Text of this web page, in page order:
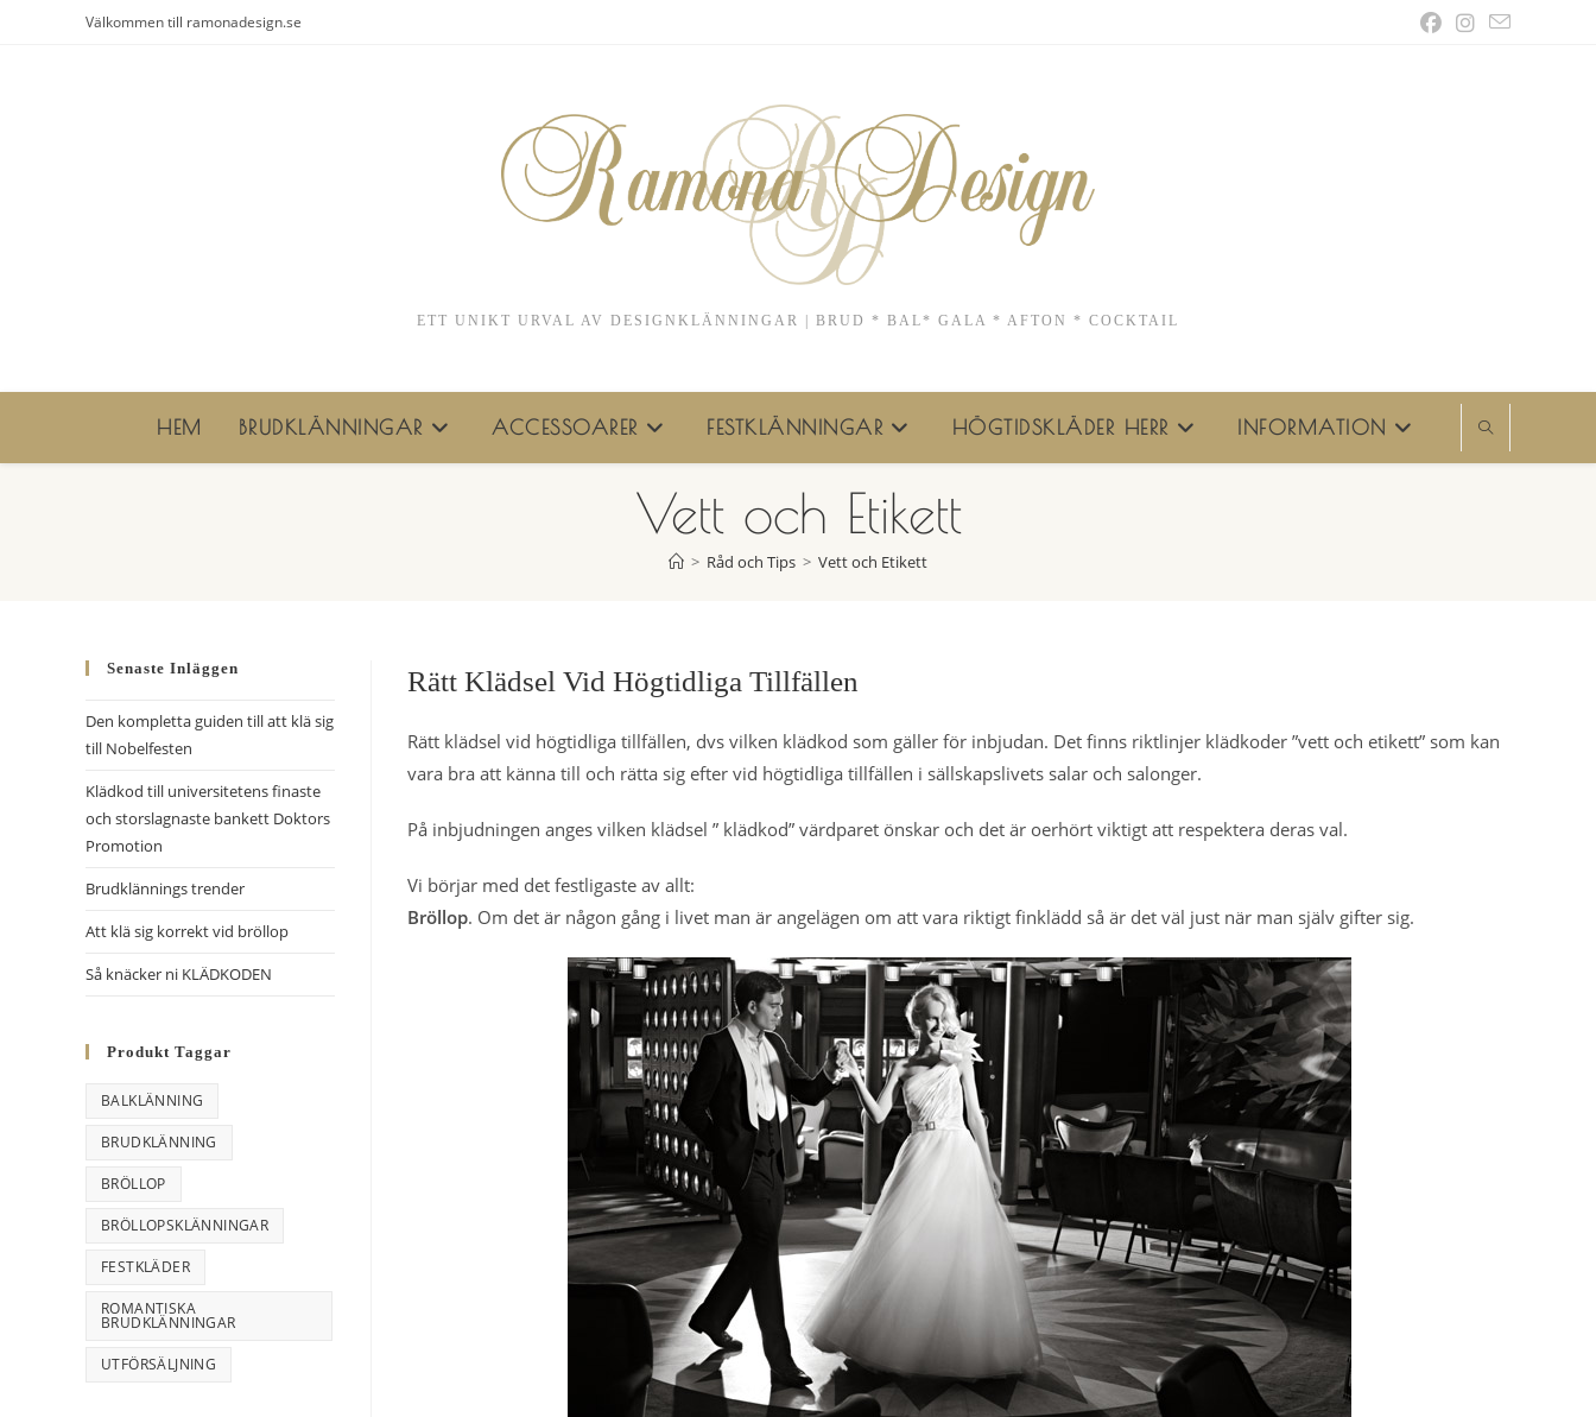
Välkommen till ramonadesign.se
ETT UNIKT URVAL AV DESIGNKLÄNNINGAR | BRUD * BAL* GALA * AFTON * COCKTAIL
HEM BRUDKLÄNNINGAR ACCESSOARER FESTKLÄNNINGAR HÖGTIDSKLÄDER HERR INFORMATION
Vett och Etikett
> Råd och Tips > Vett och Etikett
Rätt Klädsel Vid Högtidliga Tillfällen
Rätt klädsel vid högtidliga tillfällen, dvs vilken klädkod som gäller för inbjudan. Det finns riktlinjer klädkoder ”vett och etikett” som kan
vara bra att känna till och rätta sig efter vid högtidliga tillfällen i sällskapslivets salar och salonger.
På inbjudningen anges vilken klädsel ” klädkod” värdparet önskar och det är oerhört viktigt att respektera deras val.
Vi börjar med det festligaste av allt:
Bröllop. Om det är någon gång i livet man är angelägen om att vara riktigt finklädd så är det väl just när man själv gifter sig.
Senaste Inläggen
Den kompletta guiden till att klä sig
till Nobelfesten
Klädkod till universitetens finaste
och storslagnaste bankett Doktors
Promotion
Brudklännings trender
Att klä sig korrekt vid bröllop
Så knäcker ni KLÄDKODEN
Produkt Taggar
BALKLÄNNING
BRUDKLÄNNING
BRÖLLOP
BRÖLLOPSKLÄNNINGAR
FESTKLÄDER
ROMANTISKA
BRUDKLÄNNINGAR
UTFÖRSÄLJNING